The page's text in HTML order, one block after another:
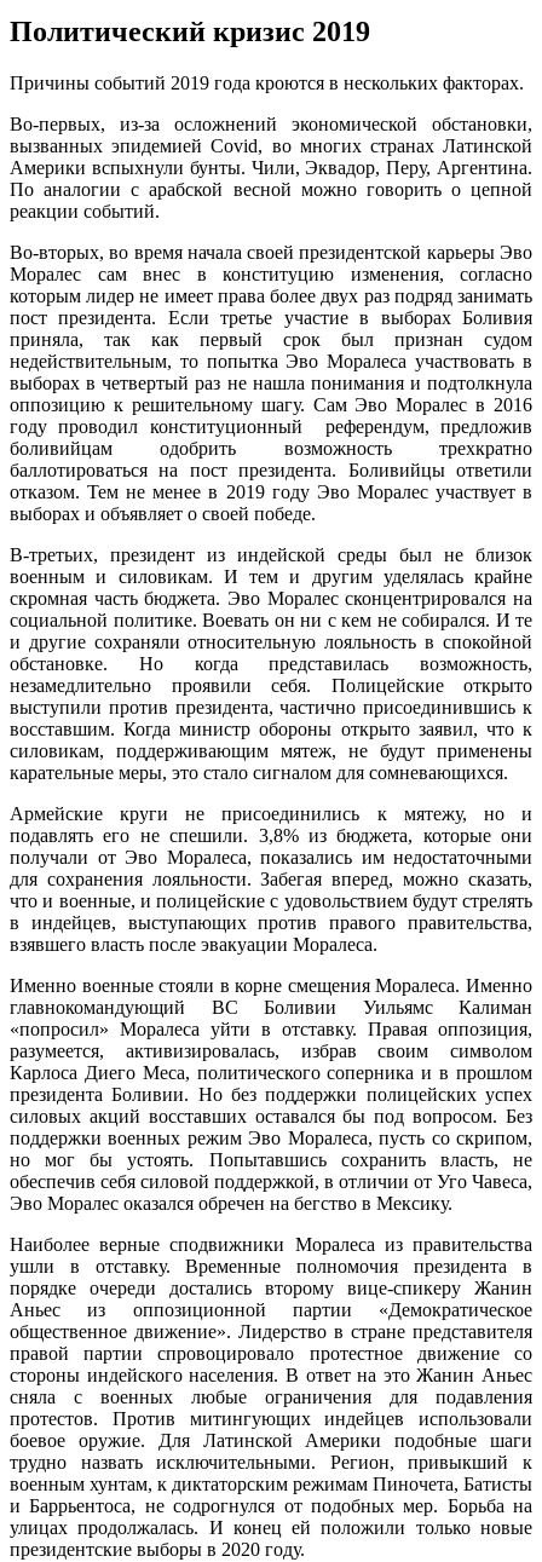
Политический кризис 2019
Причины событий 2019 года кроются в нескольких факторах.
Во-первых, из-за осложнений экономической обстановки,
вызванных эпидемией Covid, во многих странах Латинской
Америки вспыхнули бунты. Чили, Эквадор, Перу, Аргентина.
По аналогии с арабской весной можно говорить о цепной
реакции событий.
Во-вторых, во время начала своей президентской карьеры Эво
Моралес сам внес в конституцию изменения, согласно
которым лидер не имеет права более двух раз подряд занимать
пост президента. Если третье участие в выборах Боливия
приняла, так как первый срок был признан судом
недействительным, то попытка Эво Моралеса участвовать в
выборах в четвертый раз не нашла понимания и подтолкнула
оппозицию к решительному шагу. Сам Эво Моралес в 2016
году проводил конституционный референдум, предложив
боливийцам одобрить возможность трехкратно
баллотироваться на пост президента. Боливийцы ответили
отказом. Тем не менее в 2019 году Эво Моралес участвует в
выборах и объявляет о своей победе.
В-третьих, президент из индейской среды был не близок
военным и силовикам. И тем и другим уделялась крайне
скромная часть бюджета. Эво Моралес сконцентрировался на
социальной политике. Воевать он ни с кем не собирался. И те
и другие сохраняли относительную лояльность в спокойной
обстановке. Но когда представилась возможность,
незамедлительно проявили себя. Полицейские открыто
выступили против президента, частично присоединившись к
восставшим. Когда министр обороны открыто заявил, что к
силовикам, поддерживающим мятеж, не будут применены
карательные меры, это стало сигналом для сомневающихся.
Армейские круги не присоединились к мятежу, но и
подавлять его не спешили. 3,8% из бюджета, которые они
получали от Эво Моралеса, показались им недостаточными
для сохранения лояльности. Забегая вперед, можно сказать,
что и военные, и полицейские с удовольствием будут стрелять
в индейцев, выступающих против правого правительства,
взявшего власть после эвакуации Моралеса.
Именно военные стояли в корне смещения Моралеса. Именно
главнокомандующий ВС Боливии Уильямс Калиман
«попросил» Моралеса уйти в отставку. Правая оппозиция,
разумеется, активизировалась, избрав своим символом
Карлоса Диего Меса, политического соперника и в прошлом
президента Боливии. Но без поддержки полицейских успех
силовых акций восставших оставался бы под вопросом. Без
поддержки военных режим Эво Моралеса, пусть со скрипом,
но мог бы устоять. Попытавшись сохранить власть, не
обеспечив себя силовой поддержкой, в отличии от Уго Чавеса,
Эво Моралес оказался обречен на бегство в Мексику.
Наиболее верные сподвижники Моралеса из правительства
ушли в отставку. Временные полномочия президента в
порядке очереди достались второму вице-спикеру Жанин
Аньес из оппозиционной партии «Демократическое
общественное движение». Лидерство в стране представителя
правой партии спровоцировало протестное движение со
стороны индейского населения. В ответ на это Жанин Аньес
сняла с военных любые ограничения для подавления
протестов. Против митингующих индейцев использовали
боевое оружие. Для Латинской Америки подобные шаги
трудно назвать исключительными. Регион, привыкший к
военным хунтам, к диктаторским режимам Пиночета, Батисты
и Баррьентоса, не содрогнулся от подобных мер. Борьба на
улицах продолжалась. И конец ей положили только новые
президентские выборы в 2020 году.